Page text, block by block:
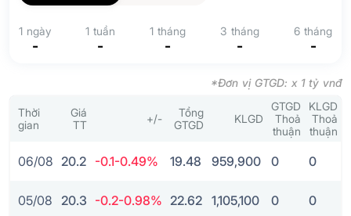
1 ngày
-
1 tuần
-
1 tháng
-
3 tháng
-
6 tháng
-
*Đơn vị GTGD: x 1 tỷ vnđ
Thời
gian
Giá
TT
+/-
Tổng
GTGD
KLGD
GTGD
Thoả
thuận
KLGD
Thoả
thuận
06/08 20.2 -0.1-0.49% 19.48 959,900 0 0
05/08 20.3 -0.2-0.98% 22.62 1,105,100 0 0